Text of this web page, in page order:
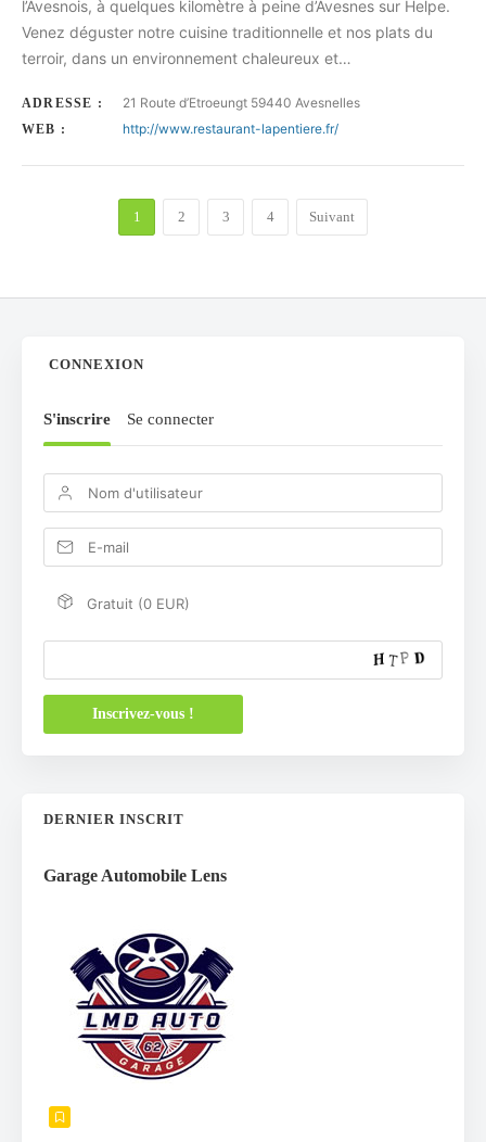
l’Avesnois, à quelques kilomètre à peine d’Avesnes sur Helpe.
Venez déguster notre cuisine traditionnelle et nos plats du
terroir, dans un environnement chaleureux et…
ADRESSE : 21 Route d’Etroeungt 59440 Avesnelles
WEB : http://www.restaurant-lapentiere.fr/
1 2 3 4 Suivant
CONNEXION
S'inscrire Se connecter
Gratuit (0 EUR)
DERNIER INSCRIT
Garage Automobile Lens